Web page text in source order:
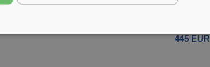
445 EUR